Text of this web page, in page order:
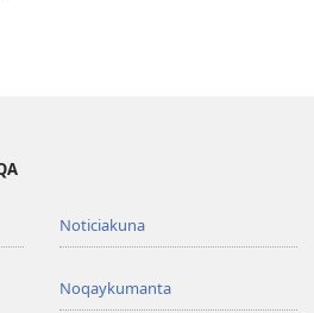
Noticiakuna
Noqaykumanta